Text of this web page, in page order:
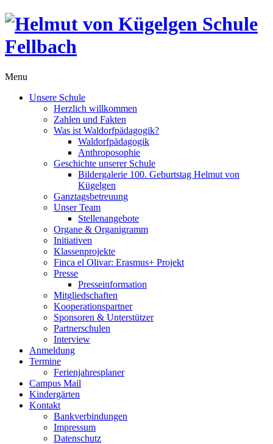
Menu
Unsere Schule
Herzlich willkommen
Zahlen und Fakten
Was ist Waldorfpädagogik?
Waldorfpädagogik
Anthroposophie
Geschichte unserer Schule
Bildergalerie 100. Geburtstag Helmut von
Kügelgen
Ganztagsbetreuung
Unser Team
Stellenangebote
Organe & Organigramm
Initiativen
Klassenprojekte
Finca el Olivar: Erasmus+ Projekt
Presse
Presseinformation
Mitgliedschaften
Kooperationspartner
Sponsoren & Unterstützer
Partnerschulen
Interview
Anmeldung
Termine
Ferienjahresplaner
Campus Mail
Kindergärten
Kontakt
Bankverbindungen
Impressum
Datenschutz